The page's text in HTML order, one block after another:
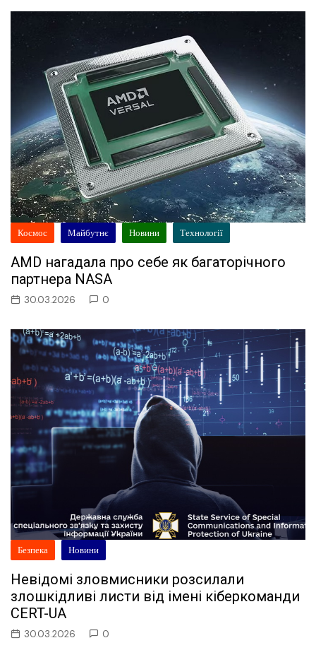
Космос Майбутнє Новини Технології
AMD нагадала про себе як багаторічного
партнера NASA
30.03.2026 0
Безпека Новини
Невідомі зловмисники розсилали
злошкідливі листи від імені кіберкоманди
CERT-UA
30.03.2026 0